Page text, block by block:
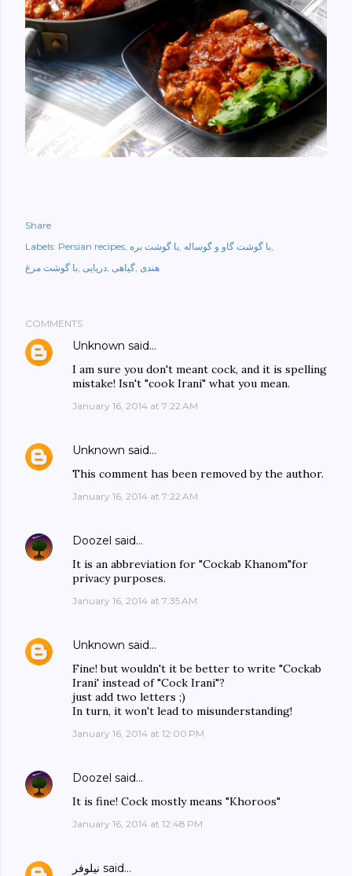
Share
Labels: Persian recipes با گوشت بره با گوشت گاو و گوساله
با گوشت مرغ دریایی گیاهی هندی
COMMENTS
Unknown said…
I am sure you don't meant cock, and it is spelling
mistake! Isn't "cook Irani" what you mean.
January 16, 2014 at 7:22 AM
Unknown said…
This comment has been removed by the author.
January 16, 2014 at 7:22 AM
Doozel said…
It is an abbreviation for "Cockab Khanom"for
privacy purposes.
January 16, 2014 at 7:35 AM
Unknown said…
Fine! but wouldn't it be better to write "Cockab
Irani' instead of "Cock Irani"?
just add two letters ;)
In turn, it won't lead to misunderstanding!
January 16, 2014 at 12:00 PM
Doozel said…
It is fine! Cock mostly means "Khoroos"
January 16, 2014 at 12:48 PM
نیلوفر said…